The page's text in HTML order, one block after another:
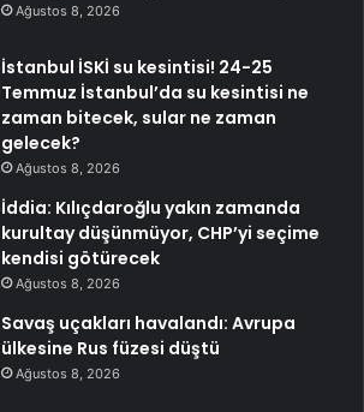
Ağustos 8, 2026
İstanbul İSKİ su kesintisi! 24-25
Temmuz İstanbul’da su kesintisi ne
zaman bitecek, sular ne zaman
gelecek?
Ağustos 8, 2026
İddia: Kılıçdaroğlu yakın zamanda
kurultay düşünmüyor, CHP’yi seçime
kendisi götürecek
Ağustos 8, 2026
Savaş uçakları havalandı: Avrupa
ülkesine Rus füzesi düştü
Ağustos 8, 2026